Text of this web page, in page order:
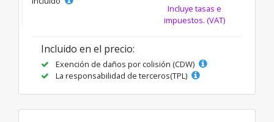
Incluye tasas e
impuestos. (VAT)
Incluido en el precio:
Exención de daños por colisión (CDW)
La responsabilidad de terceros(TPL)